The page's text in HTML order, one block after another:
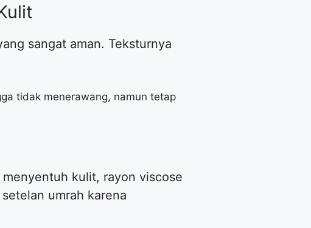
sangat aman. Teksturnya
tidak menerawang, namun tetap
kulit, rayon viscose
umrah karena